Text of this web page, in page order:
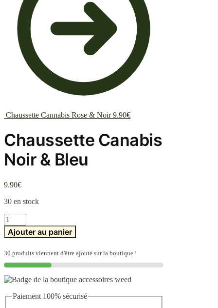
Chaussette Cannabis Rose & Noir 9.90€
Chaussette Canabis
Noir & Bleu
9.90€
30 en stock
quantité
de
Chaussette
Noir
&
Bleu
Ajouter au panier
30 produits viennent d'être ajouté sur la boutique !
Paiement 100% sécurisé